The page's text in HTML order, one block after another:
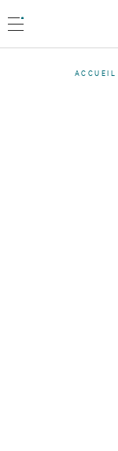
directement
Menu
ACCUEIL